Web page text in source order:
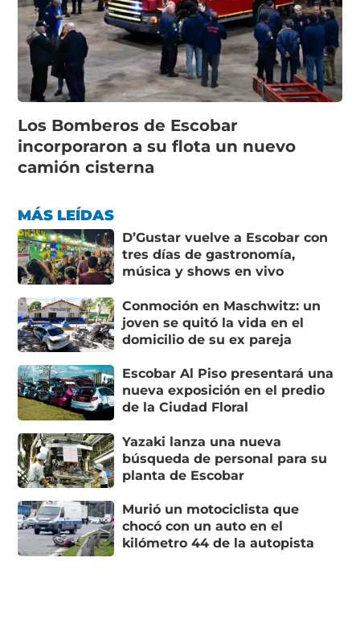
Los Bomberos de Escobar
incorporaron a su flota un nuevo
camión cisterna
MÁS LEÍDAS
D’Gustar vuelve a Escobar con
tres días de gastronomía,
música y shows en vivo
Conmoción en Maschwitz: un
joven se quitó la vida en el
domicilio de su ex pareja
Escobar Al Piso presentará una
nueva exposición en el predio
de la Ciudad Floral
Yazaki lanza una nueva
búsqueda de personal para su
planta de Escobar
Murió un motociclista que
chocó con un auto en el
kilómetro 44 de la autopista